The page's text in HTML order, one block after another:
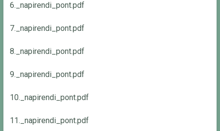
6._napirendi_pont.pdf
7._napirendi_pont.pdf
8._napirendi_pont.pdf
9._napirendi_pont.pdf
10._napirendi_pont.pdf
11._napirendi_pont.pdf